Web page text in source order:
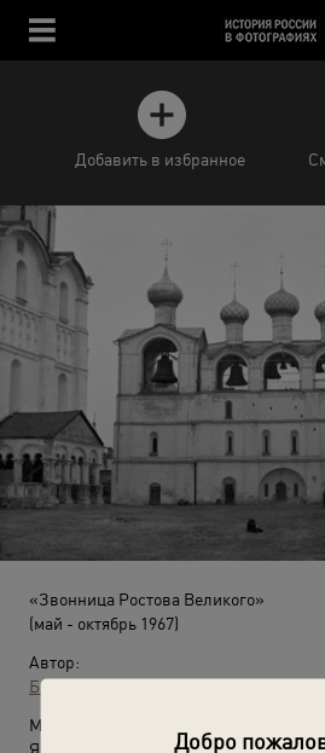
Добро
Добавить в избранное
«Звонница Ростова Великого»
(май - октябрь 1967)
Автор:
Борис Смирнов-Русецкий
Место съемки:
Ярославская обл., г. Ростов